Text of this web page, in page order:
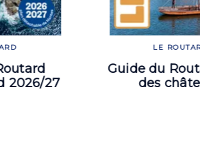
2026/27
LE
Guide du
des